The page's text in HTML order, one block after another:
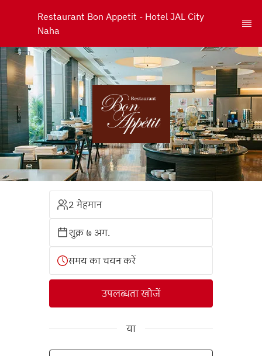
Restaurant Bon Appetit - Hotel JAL City
Naha
2 मेहमान
शुक्र ७ अग.
समय का चयन करें
उपलब्धता खोजें
या